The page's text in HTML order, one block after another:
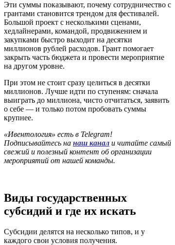
Эти суммы показывают, почему сотрудничество с
грантами становится трендом для фестивалей.
Большой проект с несколькими сценами,
хедлайнерами, командой, продвижением и
закупками быстро выходит на десятки
миллионов рублей расходов. Грант помогает
закрыть часть бюджета и провести мероприятие
на другом уровне.
При этом не стоит сразу целиться в десятки
миллионов. Лучше идти по ступеням: сначала
выиграть до миллиона, чисто отчитаться, заявить
о себе — и только потом пробовать суммы
крупнее.
«Ивентология» есть в Telegram!
Подписывайтесь на наш канал и читайте самый
свежий и полезный контент об организации
мероприятий от нашей команды.
Виды государственных
субсидий и где их искать
Субсидии делятся на несколько типов, и у
каждого свои условия получения.